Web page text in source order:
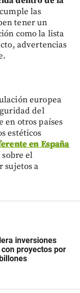
las
tener un
como la lista
advertencias
europea
del
en otros países
estéticos
en España
el
sujetos a
inversiones
proyectos por